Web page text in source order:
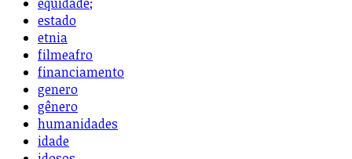
estado
etnia
filmeafro
financiamento
genero
gênero
humanidades
idade